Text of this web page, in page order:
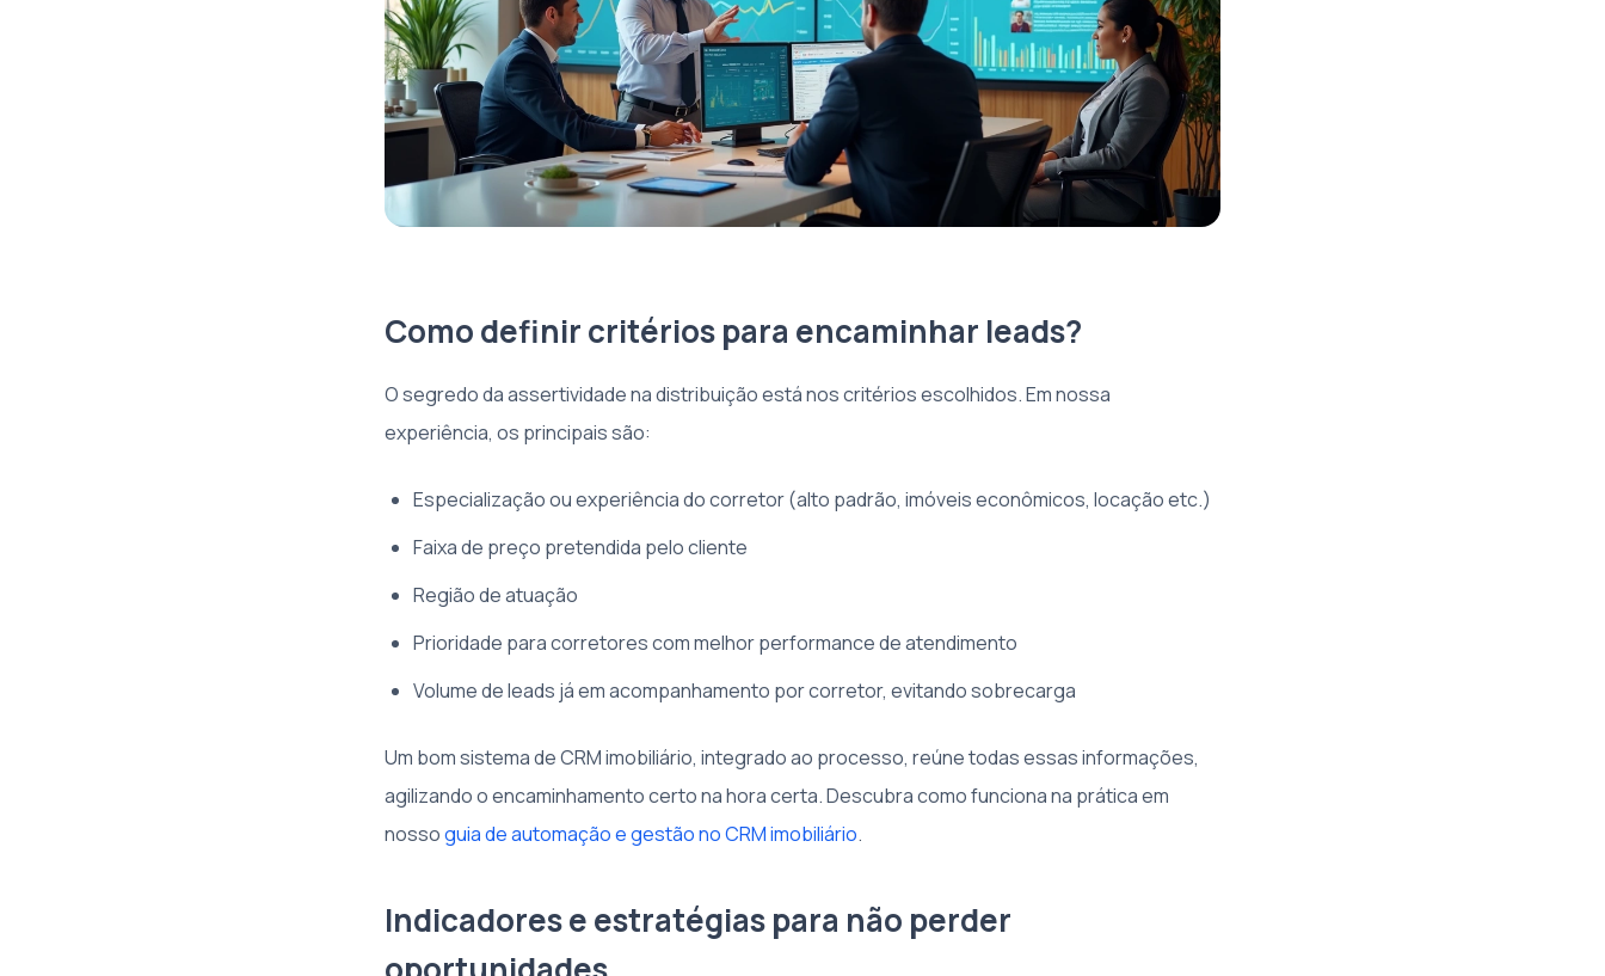
Como definir critérios para encaminhar leads?
O segredo da assertividade na distribuição está nos critérios escolhidos. Em nossa
experiência, os principais são:
Especialização ou experiência do corretor (alto padrão, imóveis econômicos, locação etc.)
Faixa de preço pretendida pelo cliente
Região de atuação
Prioridade para corretores com melhor performance de atendimento
Volume de leads já em acompanhamento por corretor, evitando sobrecarga
Um bom sistema de CRM imobiliário, integrado ao processo, reúne todas essas informações,
agilizando o encaminhamento certo na hora certa. Descubra como funciona na prática em
nossoguia de automação e gestão no CRM imobiliário.
Indicadores e estratégias para não perder